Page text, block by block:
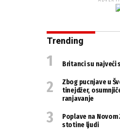
Trending
Britanci su najveći
Zbog pucnjave u
tinejdžer,
ranjavanje
Poplave na
stotine ljudi